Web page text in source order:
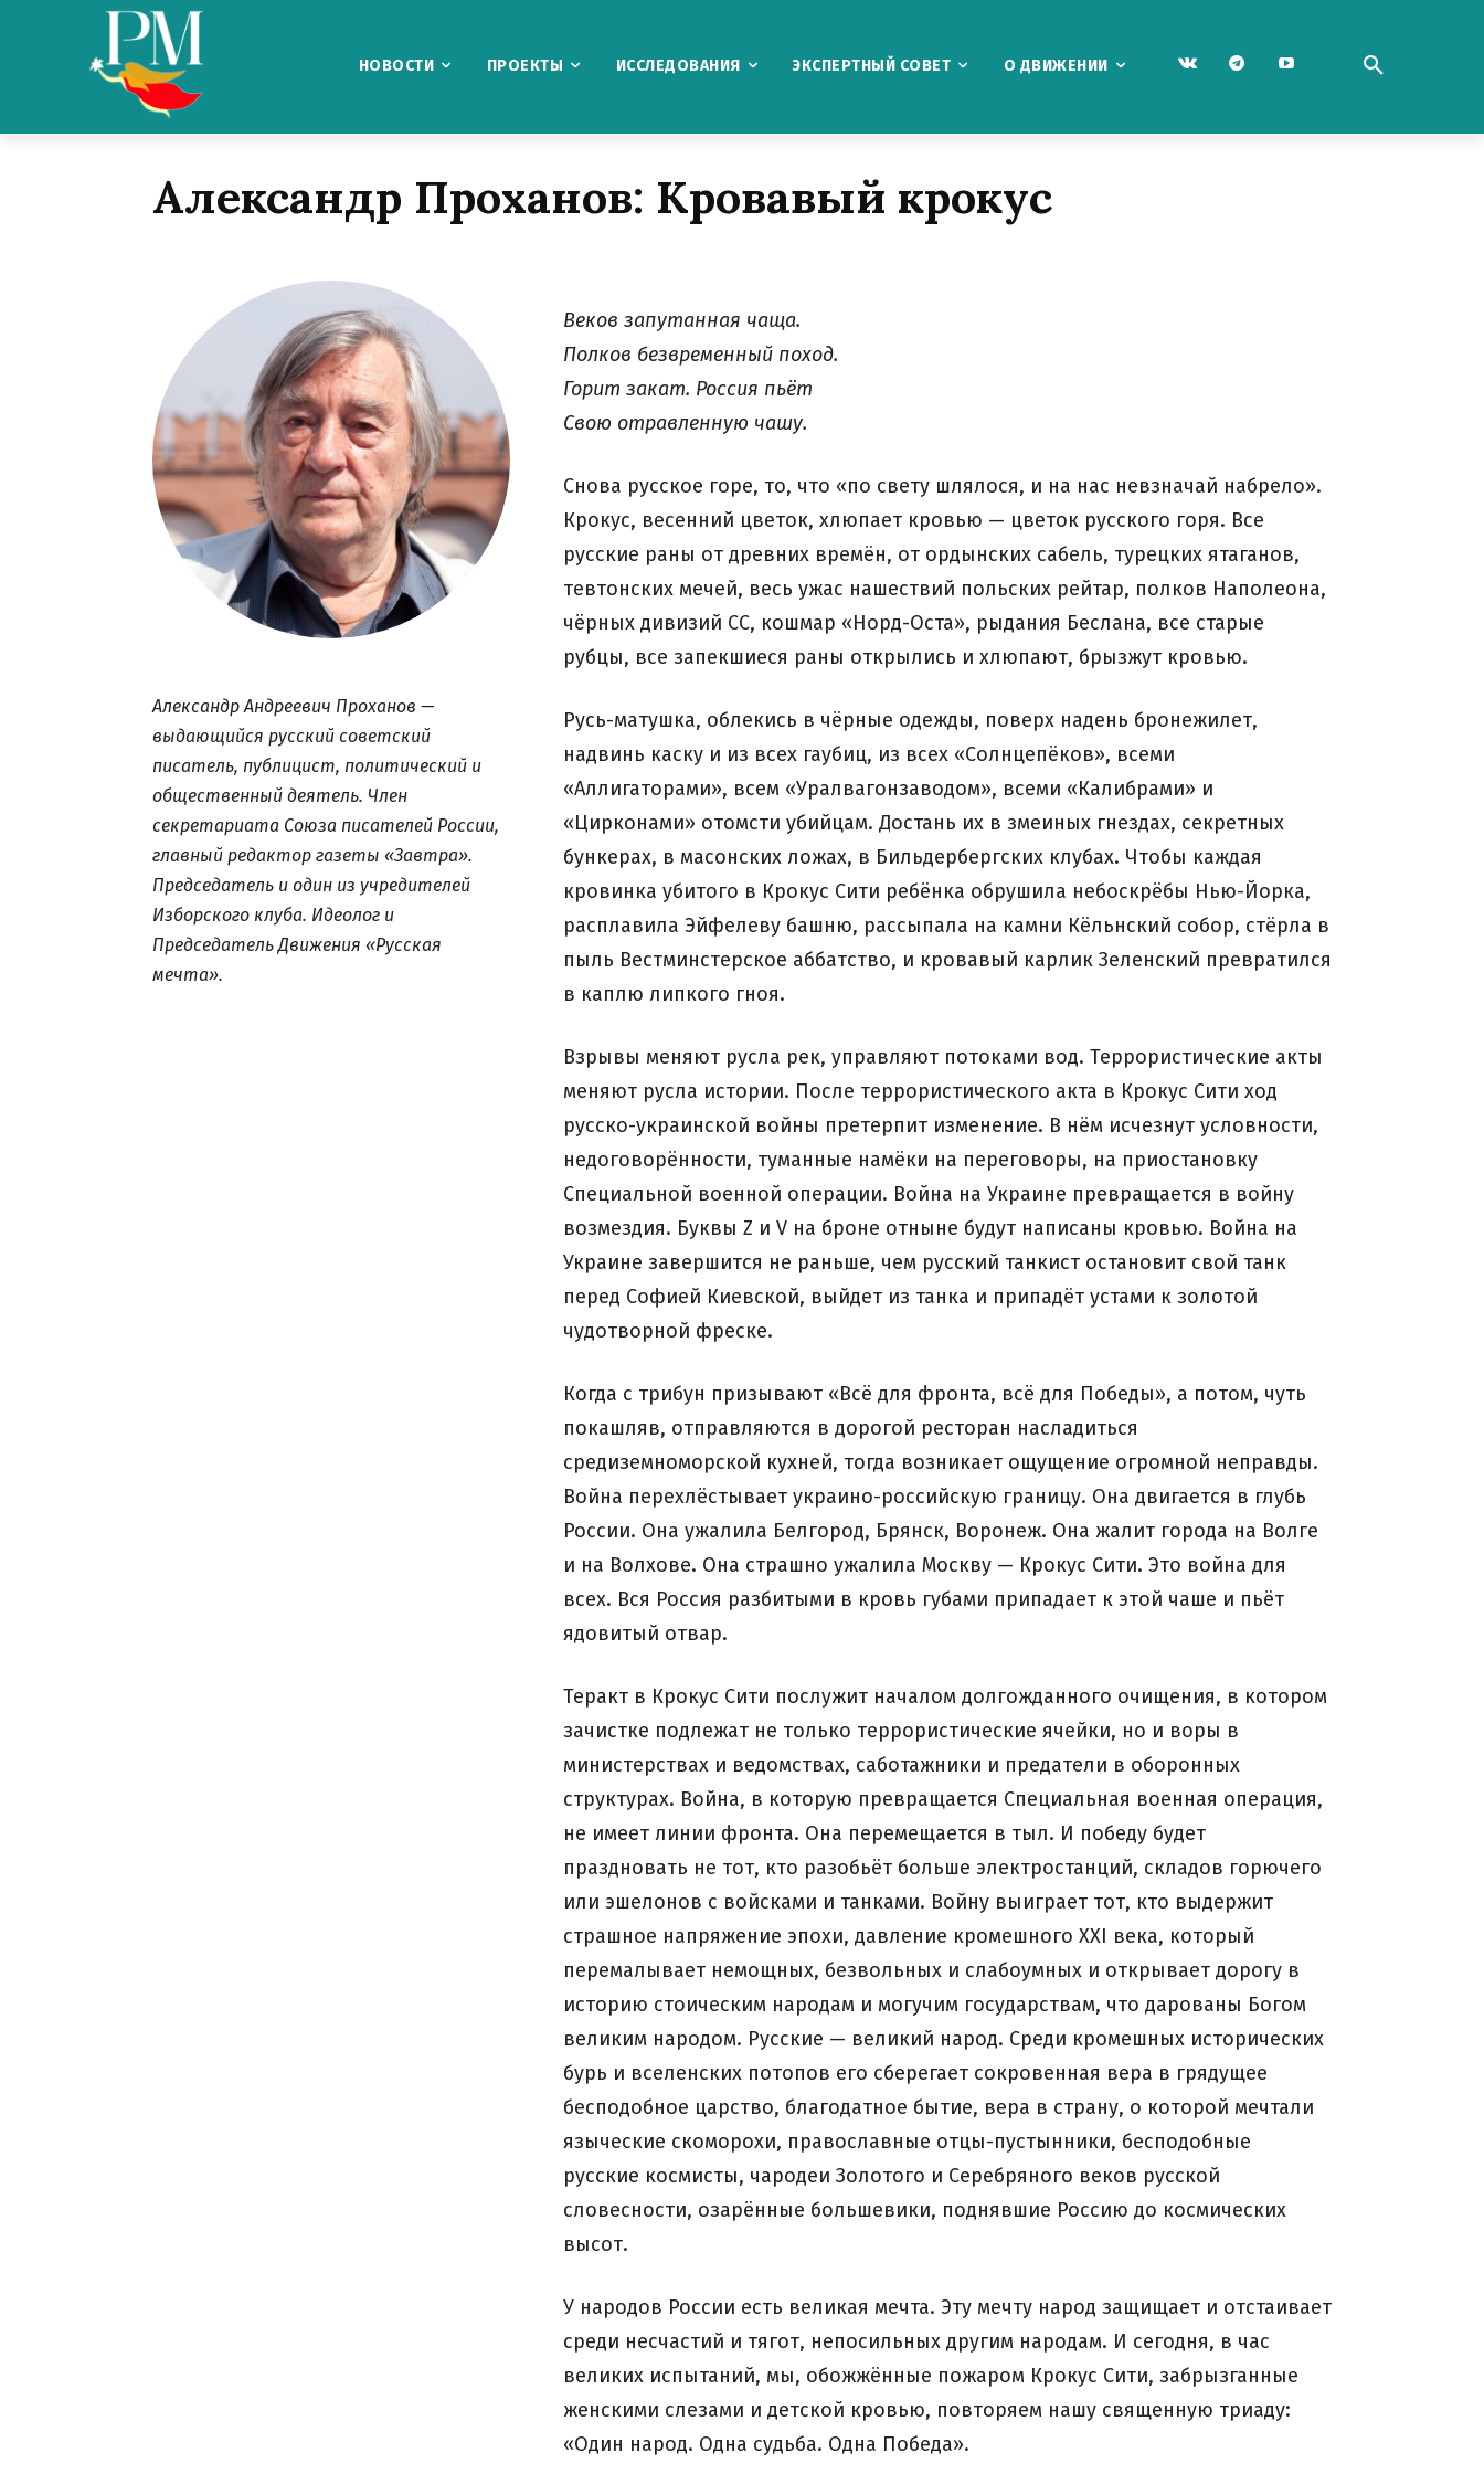
НОВОСТИ ПРОЕКТЫ ИССЛЕДОВАНИЯ ЭКСПЕРТНЫЙ СОВЕТ О ДВИЖЕНИИ
Александр Проханов: Кровавый крокус
Александр Андреевич Проханов —
выдающийся русский советский
писатель, публицист, политический и
общественный деятель. Член
секретариата Союза писателей России,
главный редактор газеты «Завтра».
Председатель и один из учредителей
Изборского клуба. Идеолог и
Председатель Движения «Русская
мечта».
Веков запутанная чаща.
Полков безвременный поход.
Горит закат. Россия пьёт
Свою отравленную чашу.
Снова русское горе, то, что «по свету шлялося, и на нас невзначай набрело».
Крокус, весенний цветок, хлюпает кровью — цветок русского горя. Все
русские раны от древних времён, от ордынских сабель, турецких ятаганов,
тевтонских мечей, весь ужас нашествий польских рейтар, полков Наполеона,
чёрных дивизий СС, кошмар «Норд-Оста», рыдания Беслана, все старые
рубцы, все запекшиеся раны открылись и хлюпают, брызжут кровью.
Русь-матушка, облекись в чёрные одежды, поверх надень бронежилет,
надвинь каску и из всех гаубиц, из всех «Солнцепёков», всеми
«Аллигаторами», всем «Уралвагонзаводом», всеми «Калибрами» и
«Цирконами» отомсти убийцам. Достань их в змеиных гнездах, секретных
бункерах, в масонских ложах, в Бильдербергских клубах. Чтобы каждая
кровинка убитого в Крокус Сити ребёнка обрушила небоскрёбы Нью-Йорка,
расплавила Эйфелеву башню, рассыпала на камни Кёльнский собор, стёрла в
пыль Вестминстерское аббатство, и кровавый карлик Зеленский превратился
в каплю липкого гноя.
Взрывы меняют русла рек, управляют потоками вод. Террористические акты
меняют русла истории. После террористического акта в Крокус Сити ход
русско-украинской войны претерпит изменение. В нём исчезнут условности,
недоговорённости, туманные намёки на переговоры, на приостановку
Специальной военной операции. Война на Украине превращается в войну
возмездия. Буквы Z и V на броне отныне будут написаны кровью. Война на
Украине завершится не раньше, чем русский танкист остановит свой танк
перед Софией Киевской, выйдет из танка и припадёт устами к золотой
чудотворной фреске.
Когда с трибун призывают «Всё для фронта, всё для Победы», а потом, чуть
покашляв, отправляются в дорогой ресторан насладиться
средиземноморской кухней, тогда возникает ощущение огромной неправды.
Война перехлёстывает украино-российскую границу. Она двигается в глубь
России. Она ужалила Белгород, Брянск, Воронеж. Она жалит города на Волге
и на Волхове. Она страшно ужалила Москву — Крокус Сити. Это война для
всех. Вся Россия разбитыми в кровь губами припадает к этой чаше и пьёт
ядовитый отвар.
Теракт в Крокус Сити послужит началом долгожданного очищения, в котором
зачистке подлежат не только террористические ячейки, но и воры в
министерствах и ведомствах, саботажники и предатели в оборонных
структурах. Война, в которую превращается Специальная военная операция,
не имеет линии фронта. Она перемещается в тыл. И победу будет
праздновать не тот, кто разобьёт больше электростанций, складов горючего
или эшелонов с войсками и танками. Войну выиграет тот, кто выдержит
страшное напряжение эпохи, давление кромешного ХХI века, который
перемалывает немощных, безвольных и слабоумных и открывает дорогу в
историю стоическим народам и могучим государствам, что дарованы Богом
великим народом. Русские — великий народ. Среди кромешных исторических
бурь и вселенских потопов его сберегает сокровенная вера в грядущее
бесподобное царство, благодатное бытие, вера в страну, о которой мечтали
языческие скоморохи, православные отцы-пустынники, бесподобные
русские космисты, чародеи Золотого и Серебряного веков русской
словесности, озарённые большевики, поднявшие Россию до космических
высот.
У народов России есть великая мечта. Эту мечту народ защищает и отстаивает
среди несчастий и тягот, непосильных другим народам. И сегодня, в час
великих испытаний, мы, обожжённые пожаром Крокус Сити, забрызганные
женскими слезами и детской кровью, повторяем нашу священную триаду:
«Один народ. Одна судьба. Одна Победа».